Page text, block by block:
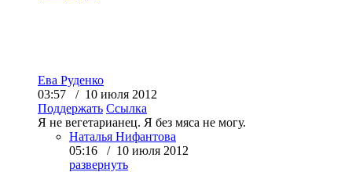
Ева Руденко
03:57 / 10 июля 2012
Поддержать Ссылка
Я не вегетарианец. Я без мяса не могу.
Наталья Нифантова
05:16 / 10 июля 2012
развернуть